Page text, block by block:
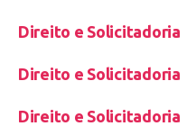
Direito e Solicitadoria
Direito e Solicitadoria
Direito e Solicitadoria